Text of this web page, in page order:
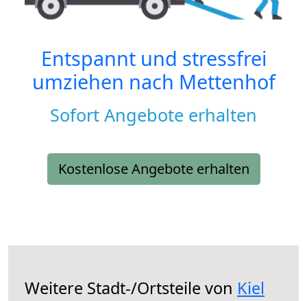
Entspannt und stressfrei
umziehen nach Mettenhof
Sofort Angebote erhalten
Kostenlose Angebote erhalten
Weitere Stadt-/Ortsteile von Kiel